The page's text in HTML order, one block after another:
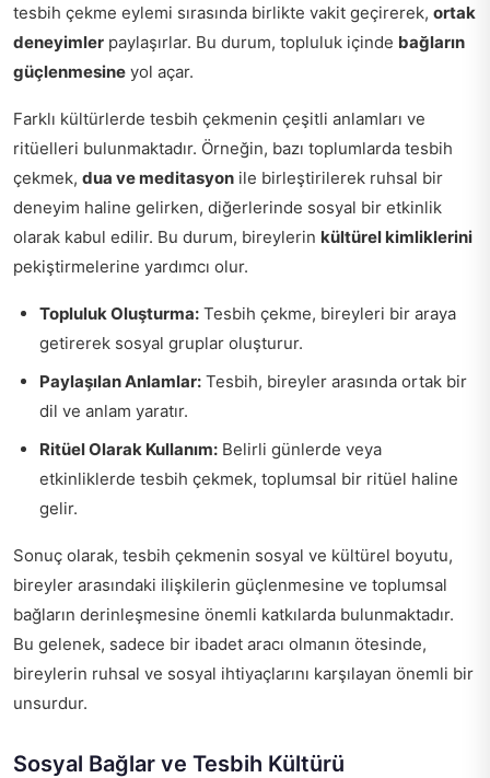
tesbih çekme eylemi sırasında birlikte vakit geçirerek, ortak
deneyimler paylaşırlar. Bu durum, topluluk içinde bağların
güçlenmesine yol açar.
Farklı kültürlerde tesbih çekmenin çeşitli anlamları ve
ritüelleri bulunmaktadır. Örneğin, bazı toplumlarda tesbih
çekmek, dua ve meditasyon ile birleştirilerek ruhsal bir
deneyim haline gelirken, diğerlerinde sosyal bir etkinlik
olarak kabul edilir. Bu durum, bireylerin kültürel kimliklerini
pekiştirmelerine yardımcı olur.
Topluluk Oluşturma: Tesbih çekme, bireyleri bir araya
getirerek sosyal gruplar oluşturur.
Paylaşılan Anlamlar: Tesbih, bireyler arasında ortak bir
dil ve anlam yaratır.
Ritüel Olarak Kullanım: Belirli günlerde veya
etkinliklerde tesbih çekmek, toplumsal bir ritüel haline
gelir.
Sonuç olarak, tesbih çekmenin sosyal ve kültürel boyutu,
bireyler arasındaki ilişkilerin güçlenmesine ve toplumsal
bağların derinleşmesine önemli katkılarda bulunmaktadır.
Bu gelenek, sadece bir ibadet aracı olmanın ötesinde,
bireylerin ruhsal ve sosyal ihtiyaçlarını karşılayan önemli bir
unsurdur.
Sosyal Bağlar ve Tesbih Kültürü